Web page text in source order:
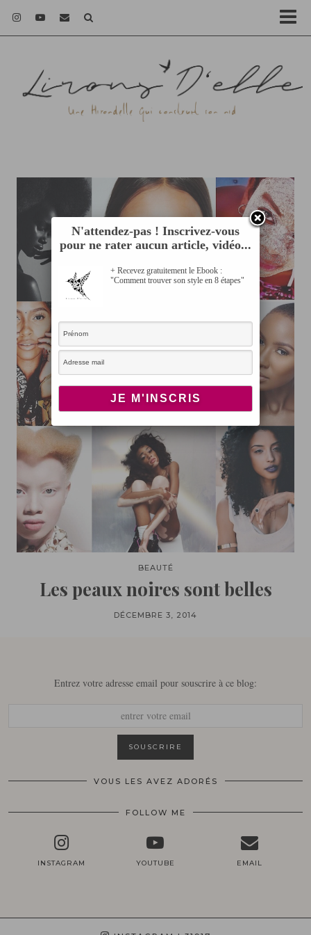
BEAUTÉ
Les peaux noires sont belles
DÉCEMBRE 3, 2014
Entrez votre adresse email pour souscrire à ce blog:
VOUS LES AVEZ ADORÉS
FOLLOW ME
INSTAGRAM YOUTUBE EMAIL
N'attendez-pas ! Inscrivez-vous
pour ne rater aucun article, vidéo...
+ Recevez gratuitement le Ebook :
"Comment trouver son style en 8 étapes"